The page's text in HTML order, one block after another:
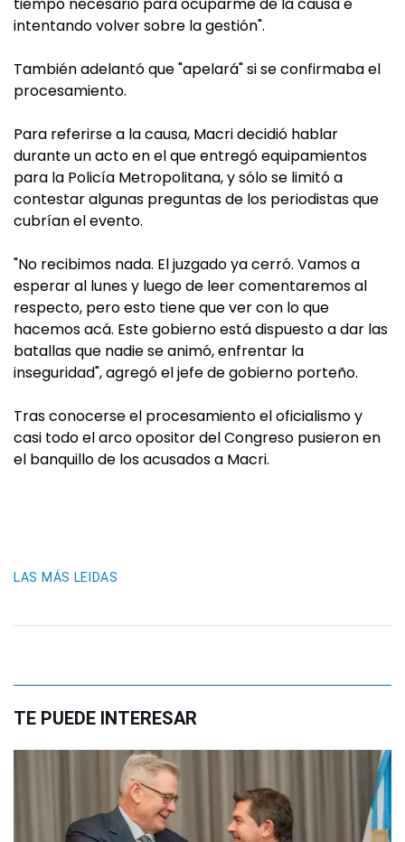
intentando volver sobre la gestión".
También adelantó que "apelará" si se confirmaba el
procesamiento.
Para referirse a la causa, Macri decidió hablar
durante un acto en el que entregó equipamientos
para la Policía Metropolitana, y sólo se limitó a
contestar algunas preguntas de los periodistas que
cubrían el evento.
"No recibimos nada. El juzgado ya cerró. Vamos a
esperar al lunes y luego de leer comentaremos al
respecto, pero esto tiene que ver con lo que
hacemos acá. Este gobierno está dispuesto a dar las
batallas que nadie se animó, enfrentar la
inseguridad", agregó el jefe de gobierno porteño.
Tras conocerse el procesamiento el oficialismo y
casi todo el arco opositor del Congreso pusieron en
el banquillo de los acusados a Macri.
LAS MÁS LEIDAS
TE PUEDE INTERESAR